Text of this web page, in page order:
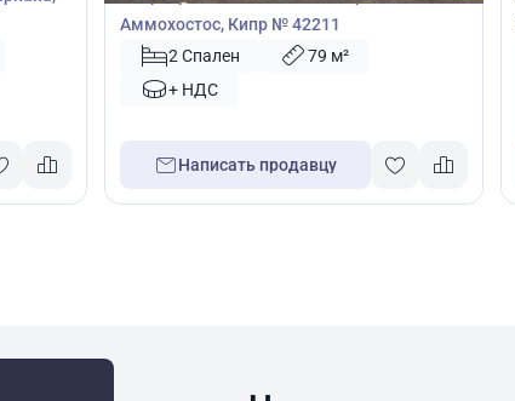
Аммохостос, Кипр № 42211
2 Спален
79 м²
+ НДС
Написать продавцу